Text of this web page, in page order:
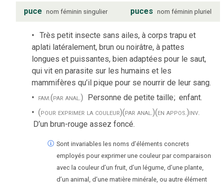
puce nom féminin singulier puces nom féminin pluriel
Très petit insecte sans ailes, à corps trapu et
aplati latéralement, brun ou noirâtre, à pattes
longues et puissantes, bien adaptées pour le saut,
qui vit en parasite sur les humains et les
mammifères qu’il pique pour se nourrir de leur sang.
fam.(par anal.) Personne de petite taille; enfant.
(pour exprimer la couleur)(par anal.)(en appos.)inv.
D’un brun-rouge assez foncé.
Sont invariables les noms d’éléments concrets
employés pour exprimer une couleur par comparaison
avec la couleur d’un fruit, d’un légume, d’une plante,
d’un animal, d’une matière minérale, ou autre élément